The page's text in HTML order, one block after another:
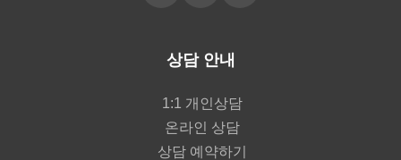
상담 안내
1:1 개인상담
온라인 상담
상담 예약하기